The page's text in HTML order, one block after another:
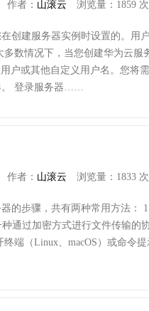
作者： 山滚云 浏览量：1859 次
创建服务器实例时设置的。用
数情况下，当您创建华为云服
户或其他自定义用户名。您将
。 登录服务器……
作者： 山滚云 浏览量：1833 次
的步骤，共有两种常用方法：
种通过加密方式进行文件传输
端（Linux、macOS）或命令